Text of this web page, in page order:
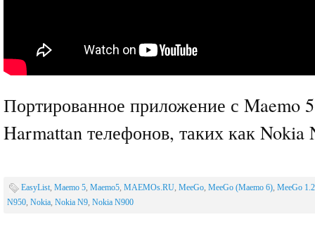
Портированное приложение с Maemo
Harmattan телефонов, таких как Nokia
EasyList, Maemo 5, Maemo5, MAEMOs.RU, MeeGo, MeeGo (Maemo 6), MeeGo
N950, Nokia, Nokia N9, Nokia N900